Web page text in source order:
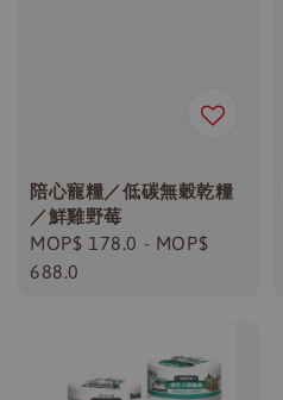
陪心寵糧／低碳無穀乾糧
／鮮雞野莓
Regular
price
MOP$ 178.0 - MOP$
688.0